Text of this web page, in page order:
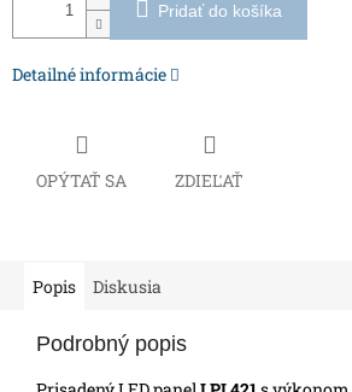
Pridať do košíka
Detailné informácie
OPÝTAŤ SA ZDIEĽAŤ
Popis Diskusia
Podrobný popis